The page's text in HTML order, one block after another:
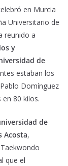
en Murcia
Universitario de
reunido a
y
de
estaban los
Domínguez
en 80 kilos.
de
Acosta,
que el